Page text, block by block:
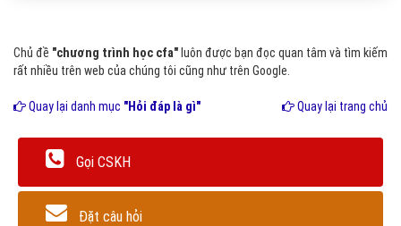
Chủ đề "chương trình học cfa" luôn được bạn đọc quan tâm và tìm kiếm
rất nhiều trên web của chúng tôi cũng như trên Google.
Quay lại danh mục "Hỏi đáp là gì" Quay lại trang chủ
Gọi CSKH
Đặt câu hỏi